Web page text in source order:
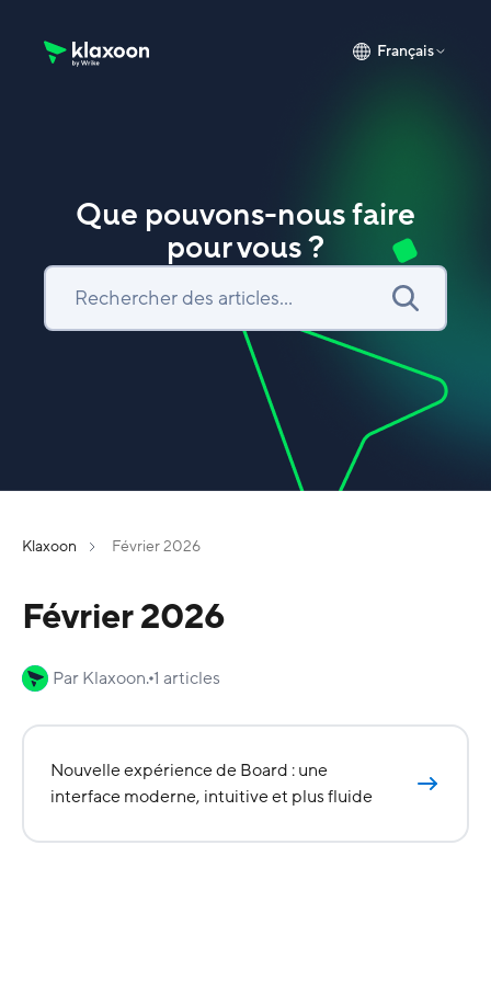
Français
Que pouvons-nous faire
pour vous ?
Klaxoon Février 2026
Février 2026
Par Klaxoon.1 articles
Nouvelle expérience de Board : une
interface moderne, intuitive et plus fluide